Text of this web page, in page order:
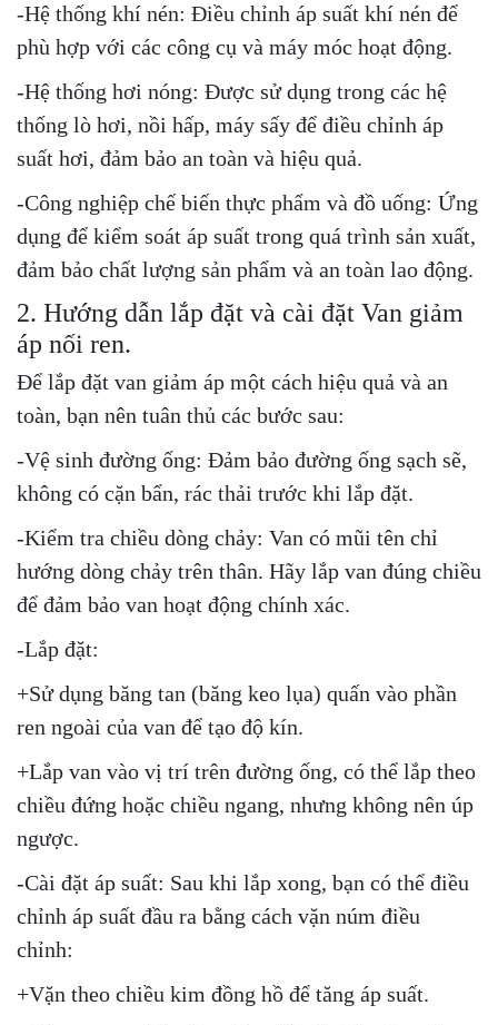
-Hệ thống khí nén: Điều chỉnh áp suất khí nén để
phù hợp với các công cụ và máy móc hoạt động.
-Hệ thống hơi nóng: Được sử dụng trong các hệ
thống lò hơi, nồi hấp, máy sấy để điều chỉnh áp
suất hơi, đảm bảo an toàn và hiệu quả.
-Công nghiệp chế biến thực phẩm và đồ uống: Ứng
dụng để kiểm soát áp suất trong quá trình sản xuất,
đảm bảo chất lượng sản phẩm và an toàn lao động.
2. Hướng dẫn lắp đặt và cài đặt Van giảm
áp nối ren.
Để lắp đặt van giảm áp một cách hiệu quả và an
toàn, bạn nên tuân thủ các bước sau:
-Vệ sinh đường ống: Đảm bảo đường ống sạch sẽ,
không có cặn bẩn, rác thải trước khi lắp đặt.
-Kiểm tra chiều dòng chảy: Van có mũi tên chỉ
hướng dòng chảy trên thân. Hãy lắp van đúng chiều
để đảm bảo van hoạt động chính xác.
-Lắp đặt:
+Sử dụng băng tan (băng keo lụa) quấn vào phần
ren ngoài của van để tạo độ kín.
+Lắp van vào vị trí trên đường ống, có thể lắp theo
chiều đứng hoặc chiều ngang, nhưng không nên úp
ngược.
-Cài đặt áp suất: Sau khi lắp xong, bạn có thể điều
chỉnh áp suất đầu ra bằng cách vặn núm điều
chỉnh:
+Vặn theo chiều kim đồng hồ để tăng áp suất.